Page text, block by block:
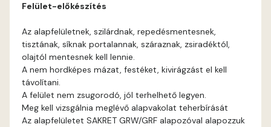
Cobalt C
Cognac C
Felület-előkészítés
Az alapfelületnek, szilárdnak, repedésmentesnek,
tisztának, síknak portalannak, száraznak, zsiradéktól,
olajtól mentesnek kell lennie.
A nem hordképes mázat, festéket, kivirágzást el kell
távolítani.
A felület nem zsugorodó, jól terhelhető legyen.
Meg kell vizsgálnia meglévő alapvakolat teherbírását
Az alapfelületet SAKRET GRW/GRF alapozóval alapozzuk